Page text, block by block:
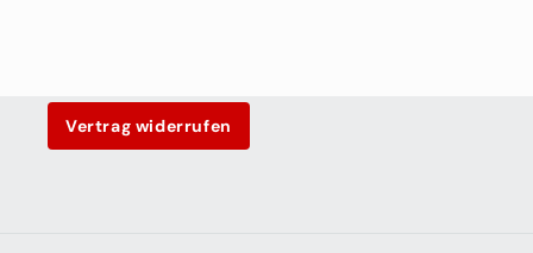
Vertrag widerrufen